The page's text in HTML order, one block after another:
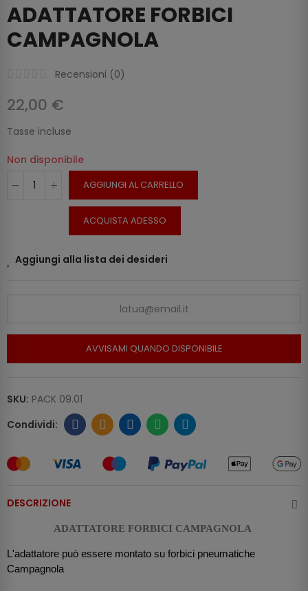
ADATTATORE FORBICI
CAMPAGNOLA
Recensioni (0)
22,00 €
Tasse incluse
Non disponibile
AGGIUNGI AL CARRELLO
ACQUISTA ADESSO
Aggiungi alla lista dei desideri
AVVISAMI QUANDO DISPONIBILE
SKU: PACK 09.01
DESCRIZIONE
ADATTATORE FORBICI CAMPAGNOLA
L'adattatore può essere montato su forbici pneumatiche
Campagnola